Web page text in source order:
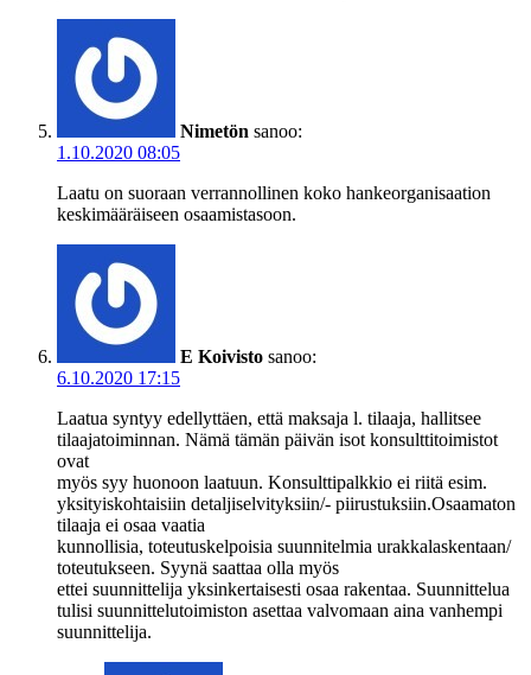
Nimetön sanoo:
1.10.2020 08:05
Laatu on suoraan verrannollinen koko hankeorganisaation
keskimääräiseen osaamistasoon.
E Koivisto sanoo:
6.10.2020 17:15
Laatua syntyy edellyttäen, että maksaja l. tilaaja, hallitsee
tilaajatoiminnan. Nämä tämän päivän isot konsulttitoimistot
ovat
myös syy huonoon laatuun. Konsulttipalkkio ei riitä esim.
yksityiskohtaisiin detaljiselvityksiin/- piirustuksiin.Osaamaton
tilaaja ei osaa vaatia
kunnollisia, toteutuskelpoisia suunnitelmia urakkalaskentaan/
toteutukseen. Syynä saattaa olla myös
ettei suunnittelija yksinkertaisesti osaa rakentaa. Suunnittelua
tulisi suunnittelutoimiston asettaa valvomaan aina vanhempi
suunnittelija.